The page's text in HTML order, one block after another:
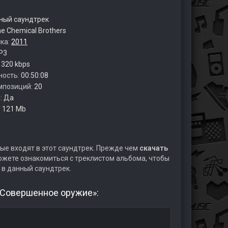
саундтрек
Chemical Brothers
2011
320 kbps
00:50:08
20
Да
121 Mb
входят в этот саундтрек. Прежде чем скачать
ознакомиться с треклистом альбома, чтобы
данный саундтрек.
оружие»: